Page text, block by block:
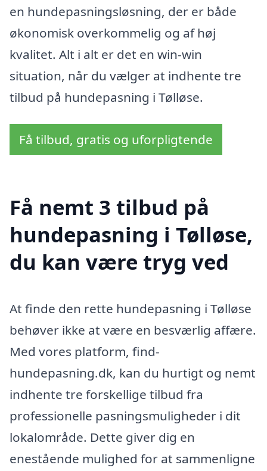
en hundepasningsløsning, der er både
økonomisk overkommelig og af høj
kvalitet. Alt i alt er det en win-win
situation, når du vælger at indhente tre
tilbud på hundepasning i Tølløse.
Få tilbud, gratis og uforpligtende
Få nemt 3 tilbud på
hundepasning i Tølløse,
du kan være tryg ved
At finde den rette hundepasning i Tølløse
behøver ikke at være en besværlig affære.
Med vores platform, find-
hundepasning.dk, kan du hurtigt og nemt
indhente tre forskellige tilbud fra
professionelle pasningsmuligheder i dit
lokalområde. Dette giver dig en
enestående mulighed for at sammenligne